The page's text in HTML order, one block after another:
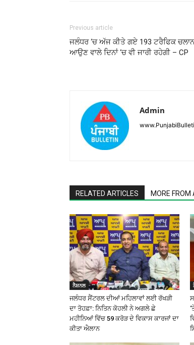
Previous article
ਜਲੰਧਰ ‘ਚ ਅੱਜ ਕੀਤੇ ਗਏ 193 ਟਰੈਫਿਕ
ਆਉਣ ਵਾਲੇ ਦਿਨਾਂ ‘ਚ ਵੀ ਜਾਰੀ ਰਹੇਗੀ – CP
Admin
RELATED ARTICLES MORE FROM
ਨੈਸ਼ਨਲ
ਜਲੰਧਰ ਸੈਂਟਰਲ ਦੀਆਂ ਮਹਿਲਾਵਾਂ ਲਈ ਰੱਖੜੀ
ਦਾ ਤੋਹਫ਼ਾ: ਨਿਤਿਨ ਕੋਹਲੀ ਨੇ ਅਗਲੇ ਛੇ
ਮਹੀਨਿਆਂ ਵਿੱਚ ₹59 ਕਰੋੜ ਦੇ ਵਿਕਾਸ ਕਾਰਜਾਂ ਦਾ
ਕੀਤਾ ਐਲਾਨ